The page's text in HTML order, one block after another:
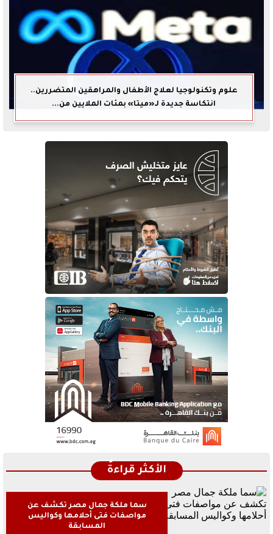
علوم وتكنولوجيا لعلاج الأطفال والمراهقين المتضررين..
انتكاسة جديدة لـ«ميتا» بمئات الملايين من...
الأكثر قراءةً
سما ملكة جمال مصر تكشف عن
مواصفات فتى أحلامها وكواليس
المسابقة